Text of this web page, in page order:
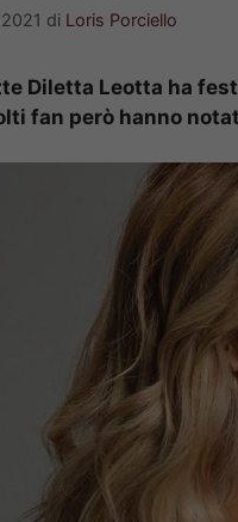
di Loris Porciello
Diletta Leotta ha
fan però hanno